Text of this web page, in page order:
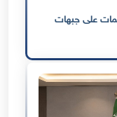
على جبهات